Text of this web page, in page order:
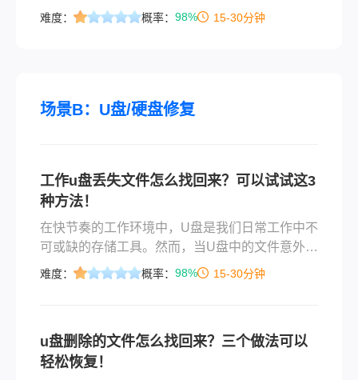
找回来呢？本文整理6种经过验证的恢复方法，并
难度： 概率： 98% 15-30分钟
场景B：U盘/硬盘修复
工作u盘丢失文件怎么找回来？可以试试这3
种方法！
在快节奏的工作环境中，U盘是我们日常工作中不
可或缺的存储工具。然而，当U盘中的文件意外丢
失时，我们可能会面临极大的困扰。那么工作u盘
难度： 概率： 98% 15-30分钟
u盘删除的文件怎么找回来？三个做法可以
轻松恢复！